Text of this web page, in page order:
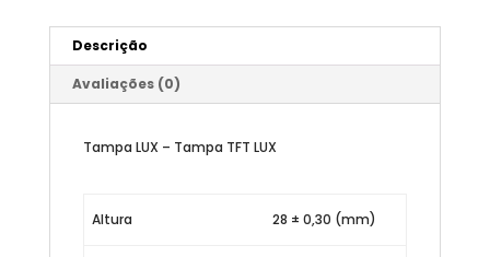
Descrição
Avaliações (0)
Tampa LUX – Tampa TFT LUX
Altura 28 ± 0,30 (mm)